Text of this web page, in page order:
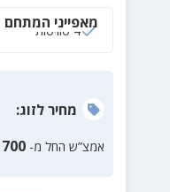
מאפייני המתחם
4 סוויטות
מחירלזוג:
אמצ”ש החל מ- 700